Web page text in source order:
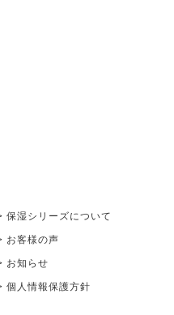
保湿シリーズについて
お客様の声
お知らせ
個人情報保護方針